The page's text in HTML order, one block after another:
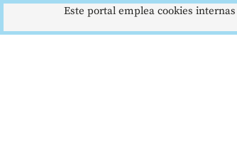
Este portal emplea cookies